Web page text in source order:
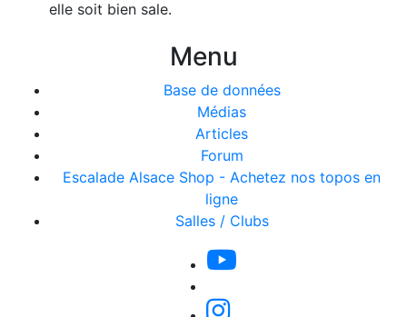
elle soit bien sale.
Menu
Base de données
Médias
Articles
Forum
Escalade Alsace Shop - Achetez nos topos en
ligne
Salles / Clubs